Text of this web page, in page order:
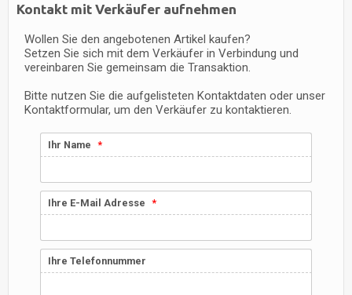
Kontakt mit Verkäufer aufnehmen
Wollen Sie den angebotenen Artikel kaufen?
Setzen Sie sich mit dem Verkäufer in Verbindung und
vereinbaren Sie gemeinsam die Transaktion.
Bitte nutzen Sie die aufgelisteten Kontaktdaten oder unser
Kontaktformular, um den Verkäufer zu kontaktieren.
Ihr Name
Ihre E-Mail Adresse
Ihre Telefonnummer